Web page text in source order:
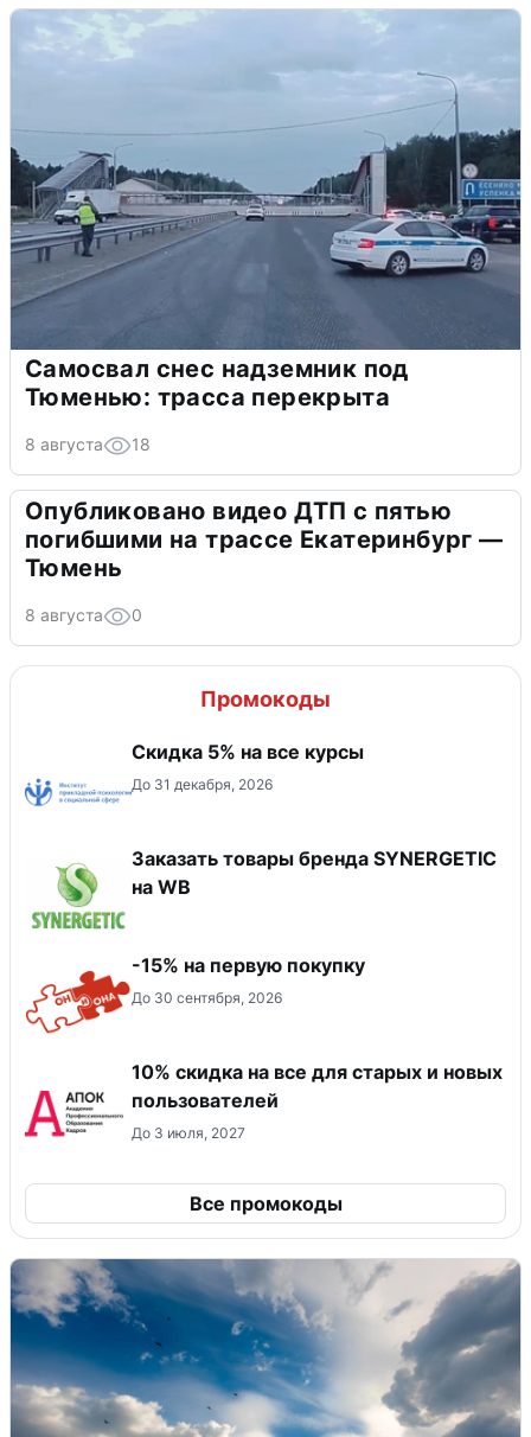
Самосвал снес надземник под
Тюменью: трасса перекрыта
8 августа 18
Опубликовано видео ДТП с пятью
погибшими на трассе Екатеринбург —
Тюмень
8 августа 0
Промокоды
Скидка 5% на все курсы
До 31 декабря, 2026
Заказать товары бренда SYNERGETIC
на WB
-15% на первую покупку
До 30 сентября, 2026
10% скидка на все для старых и новых
пользователей
До 3 июля, 2027
Все промокоды